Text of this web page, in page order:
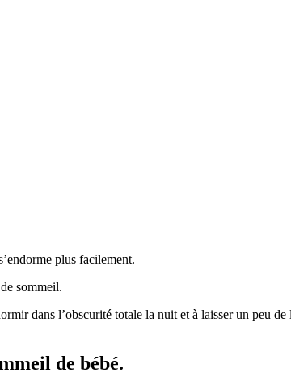
plus facilement.
sommeil.
dans l’obscurité totale la nuit et à laisser un peu
de bébé.